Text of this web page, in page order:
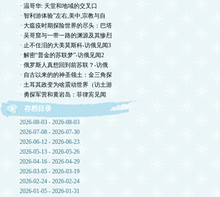
· 温哥华: 天堂和地域的交叉口
· 智利游体验”左右,美中,宗教与自
· 大瘟疫时期探险世界的尽头：巴塔
· 吴哥窟与一带一路的渊源及其惨烈
· 止不住泪的大美莫斯科-访俄见闻3
· 解密“普金的苏联梦”-访俄见闻2
· 俄罗斯人真想回到前苏联？-访俄
· 自古以来的的神圣领土：金三角探
· 土耳其政变为啥震动世界（访土游
· 勇探军营和黄岩岛：菲律宾见闻
存档目录
2026-08-03 - 2026-08-03
2026-07-08 - 2026-07-30
2026-06-12 - 2026-06-23
2026-05-13 - 2026-05-26
2026-04-16 - 2026-04-29
2026-03-05 - 2026-03-19
2026-02-24 - 2026-02-24
2026-01-05 - 2026-01-31